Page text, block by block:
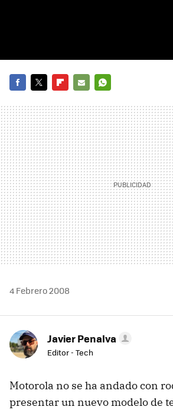
MAIL
4 Febrero 2008
Javier Penalva
Editor - Tech
Motorola no se ha andado con
presentar un nuevo modelo de